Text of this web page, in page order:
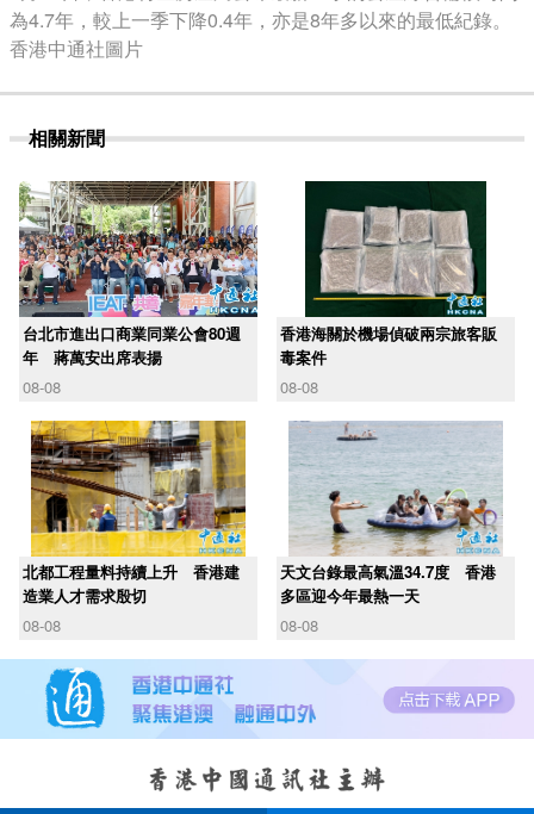
為4.7年，較上一季下降0.4年，亦是8年多以來的最低紀錄。
香港中通社圖片
相關新聞
台北市進出口商業同業公會80週
年 蔣萬安出席表揚
08-08
香港海關於機場偵破兩宗旅客販
毒案件
08-08
北都工程量料持續上升 香港建
造業人才需求殷切
08-08
天文台錄最高氣溫34.7度 香港
多區迎今年最熱一天
08-08